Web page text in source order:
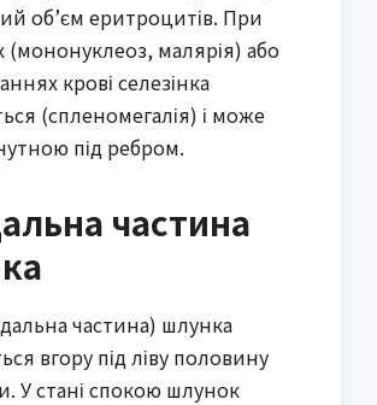
об’єм еритроцитів. При
(мононуклеоз, малярія) або
крові селезінка
(спленомегалія) і може
під ребром.
частина
частина) шлунка
вгору під ліву половину
У стані спокою шлунок